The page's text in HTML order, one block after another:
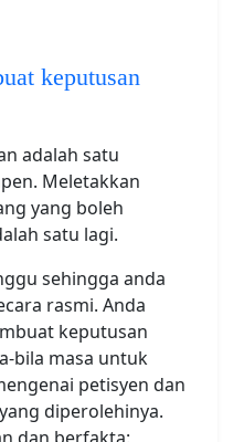
keputusan
adalah satu
Meletakkan
yang boleh
satu lagi.
sehingga anda
rasmi. Anda
keputusan
bila masa untuk
petisyen dan
diperolehinya.